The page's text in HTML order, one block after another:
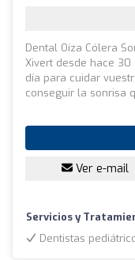
Dental Oíza Cólera
Xivert desde hace
día para cuidar
conseguir la sonrisa
Ver e-mail
Servicios y
Dentistas